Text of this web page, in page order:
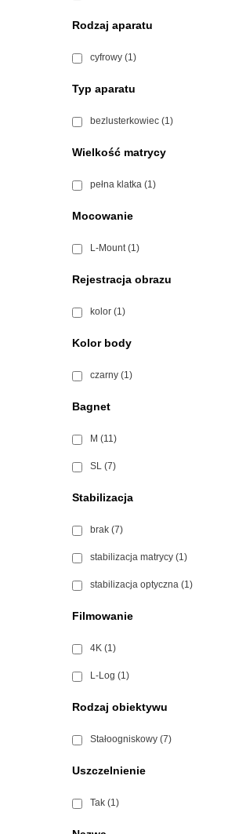
Rodzaj aparatu
cyfrowy (1)
Typ aparatu
bezlusterkowiec (1)
Wielkość matrycy
pełna klatka (1)
Mocowanie
L-Mount (1)
Rejestracja obrazu
kolor (1)
Kolor body
czarny (1)
Bagnet
M (11)
SL (7)
Stabilizacja
brak (7)
stabilizacja matrycy (1)
stabilizacja optyczna (1)
Filmowanie
4K (1)
L-Log (1)
Rodzaj obiektywu
Stałoogniskowy (7)
Uszczelnienie
Tak (1)